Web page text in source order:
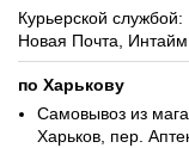
Курьерской службой:
Новая Почта,
по Харькову
Самовывоз из
Харьков, пер.